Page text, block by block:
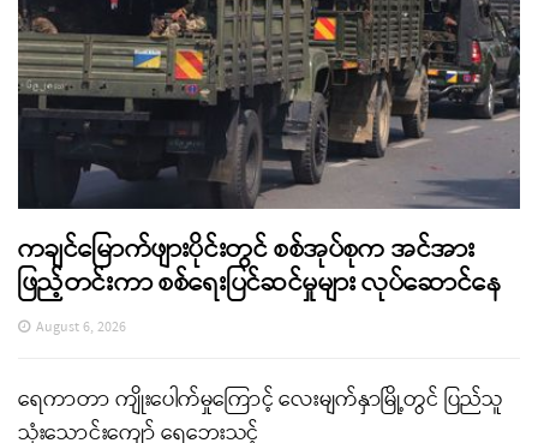
ကချင်မြောက်ဖျားပိုင်းတွင် စစ်အုပ်စုက အင်အား
ဖြည့်တင်းကာ စစ်ရေးပြင်ဆင်မှုများ လုပ်ဆောင်နေ
August 6, 2026
ရေကာတာ ကျိုးပေါက်မှုကြောင့် လေးမျက်နှာမြို့တွင် ပြည်သူ
သုံးသောင်းကျော် ရေဘေးသင့်